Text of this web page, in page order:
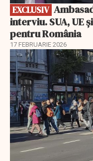
EXCLUSIV
interviu. SUA, UE
pentru România
17 FEBRUARIE 2026